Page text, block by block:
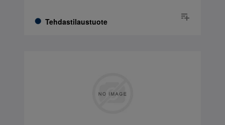
Tehdastilaustuote